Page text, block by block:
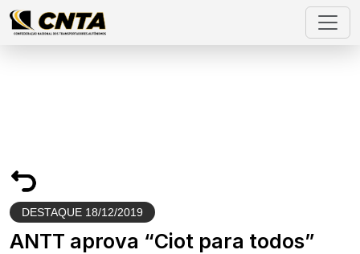
DESTAQUE 18/12/2019
ANTT aprova “Ciot para todos”